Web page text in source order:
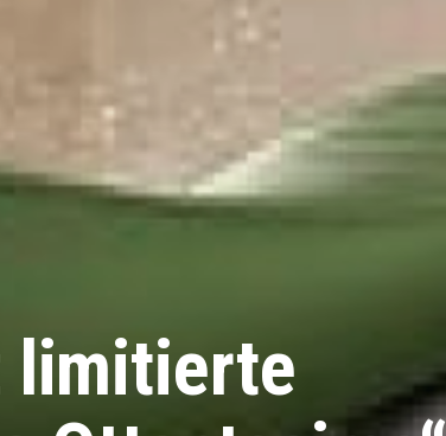
limitierte